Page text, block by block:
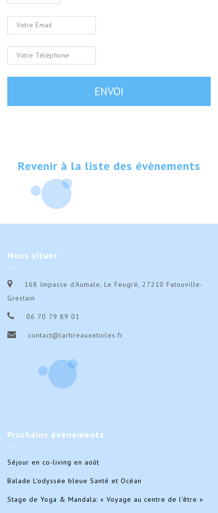
Revenir à la liste des évènements
Nous situer
168 Impasse d’Aumale, Le Feugré, 27210 Fatouville-
Grestain
06 70 79 89 01
contact@larbreauxetoiles.fr
Prochains évènements
Séjour en co-living en août
Balade L'odyssée bleue Santé et Océan
Stage de Yoga & Mandala: « Voyage au centre de l'être »